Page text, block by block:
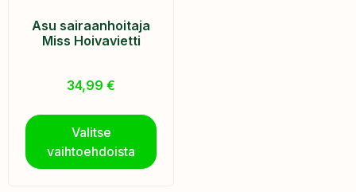
Asu sairaanhoitaja
Miss Hoivavietti
34,99 €
Valitse
vaihtoehdoista